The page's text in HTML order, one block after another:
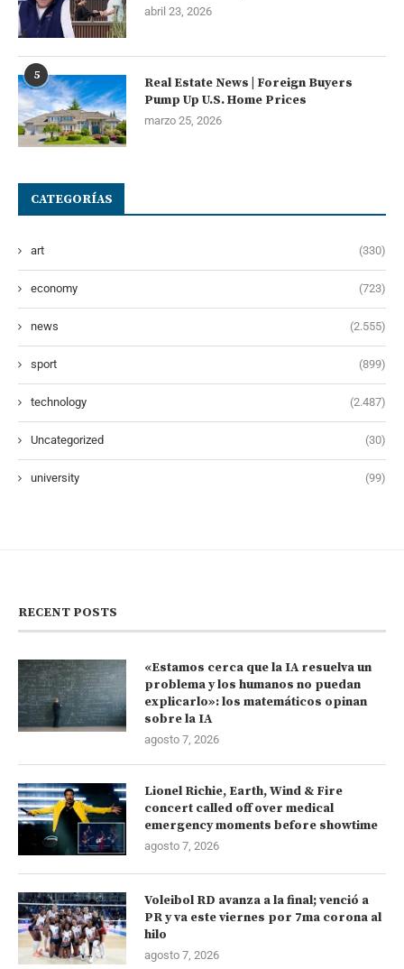
abril 23, 2026
5
Real Estate News | Foreign Buyers
Pump Up U.S. Home Prices
marzo 25, 2026
CATEGORÍAS
art (330)
economy (723)
news (2.555)
sport (899)
technology (2.487)
Uncategorized (30)
university (99)
RECENT POSTS
«Estamos cerca que la IA resuelva un
problema y los humanos no puedan
explicarlo»: los matemáticos opinan
sobre la IA
agosto 7, 2026
Lionel Richie, Earth, Wind & Fire
concert called off over medical
emergency moments before showtime
agosto 7, 2026
Voleibol RD avanza a la final; venció a
PR y va este viernes por 7ma corona al
hilo
agosto 7, 2026